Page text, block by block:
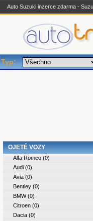
Auto Suzuki inzerce zdarma -
Typ:
OJETÉ VOZY
Alfa Romeo(0)
Audi(0)
Avia(0)
Bentley(0)
BMW(0)
Citroen(0)
Dacia(0)